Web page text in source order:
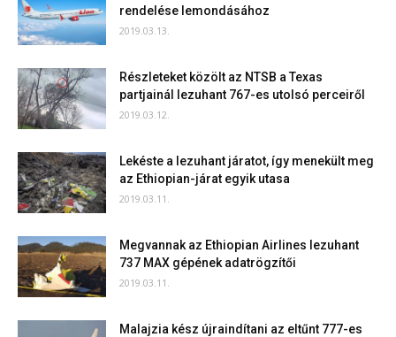
rendelése lemondásához
2019.03.13.
Részleteket közölt az NTSB a Texas
partjainál lezuhant 767-es utolsó perceiről
2019.03.12.
Lekéste a lezuhant járatot, így menekült meg
az Ethiopian-járat egyik utasa
2019.03.11.
Megvannak az Ethiopian Airlines lezuhant
737 MAX gépének adatrögzítői
2019.03.11.
Malajzia kész újraindítani az eltűnt 777-es